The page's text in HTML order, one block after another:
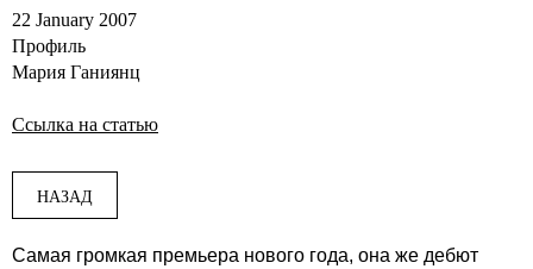
22 January 2007
Профиль
Мария Ганиянц
Ссылка на статью
НАЗАД
Самая громкая премьера нового года, она же дебют